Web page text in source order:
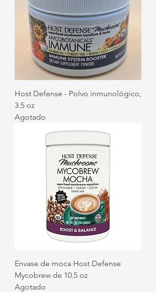
Host Defense - Polvo inmunológico,
3.5 oz
Agotado
Envase de moca Host Defense
Mycobrew de 10.5 oz
Agotado